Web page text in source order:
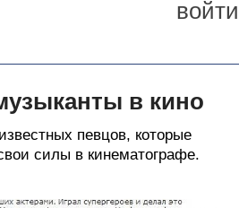
войти
в кино
певцов, которые
силы в кинематографе.